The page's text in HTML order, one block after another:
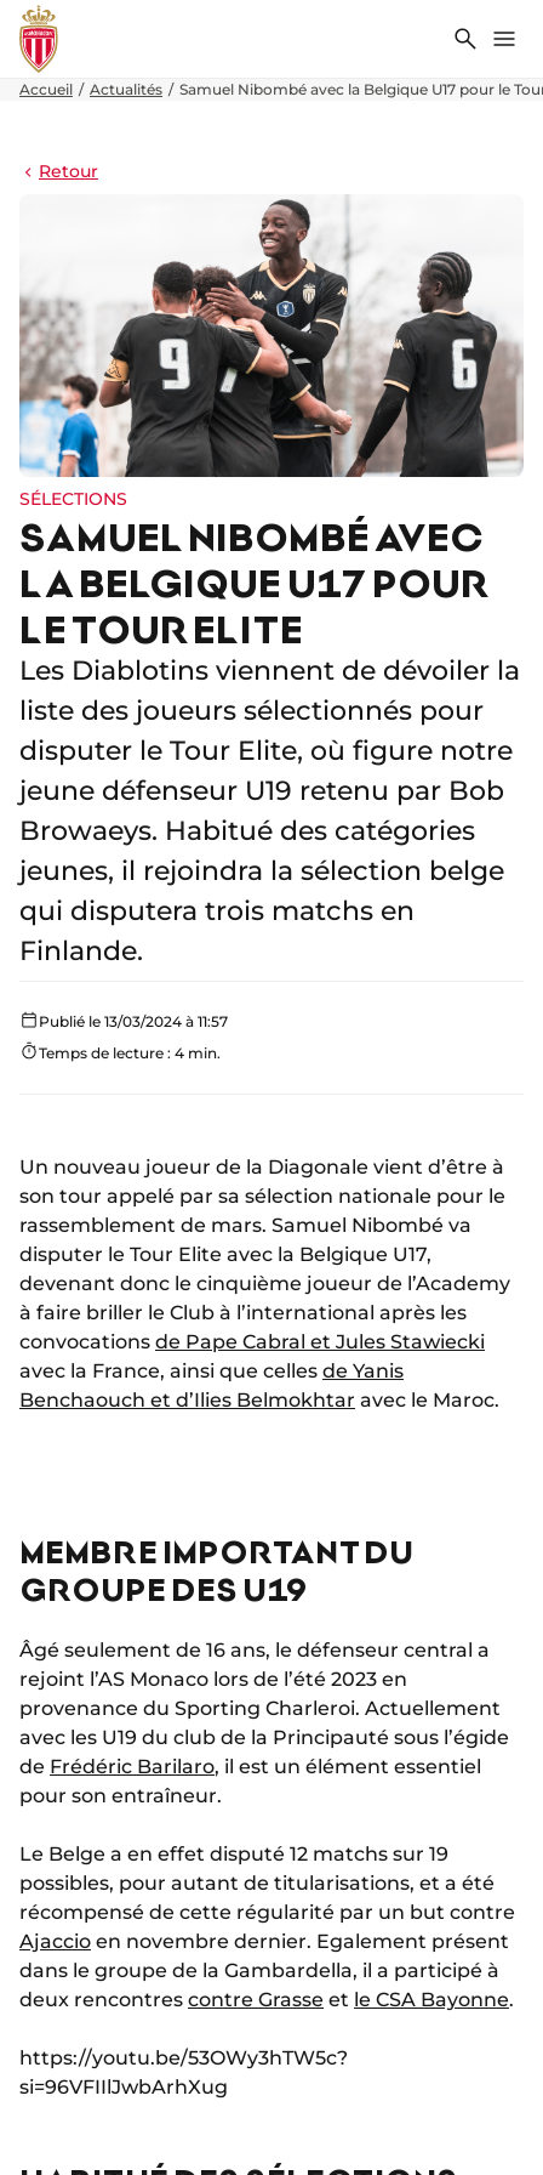
Accueil Actualités Samuel Nibombé avec la Belgique U17 pour le
Retour
SÉLECTIONS
SAMUEL NIBOMBÉ AVEC
LA BELGIQUE U17 POUR
LE TOUR ELITE
Les Diablotins viennent de dévoiler la
liste des joueurs sélectionnés pour
disputer le Tour Elite, où figure notre
jeune défenseur U19 retenu par Bob
Browaeys. Habitué des catégories
jeunes, il rejoindra la sélection belge
qui disputera trois matchs en
Finlande.
Publié le 13/03/2024 à 11:57
Temps de lecture : 4 min.
Un nouveau joueur de la Diagonale vient d’être à
son tour appelé par sa sélection nationale pour le
rassemblement de mars. Samuel Nibombé va
disputer le Tour Elite avec la Belgique U17,
devenant donc le cinquième joueur de l’Academy
à faire briller le Club à l’international après les
convocations de Pape Cabral et Jules Stawiecki
avec la France, ainsi que celles de Yanis
Benchaouch et d’Ilies Belmokhtar avec le Maroc.
MEMBRE IMPORTANT DU
GROUPE DES U19
Âgé seulement de 16 ans, le défenseur central a
rejoint l’AS Monaco lors de l’été 2023 en
provenance du Sporting Charleroi. Actuellement
avec les U19 du club de la Principauté sous l’égide
de Frédéric Barilaro, il est un élément essentiel
pour son entraîneur.
Le Belge a en effet disputé 12 matchs sur 19
possibles, pour autant de titularisations, et a été
récompensé de cette régularité par un but contre
Ajaccio en novembre dernier. Egalement présent
dans le groupe de la Gambardella, il a participé à
deux rencontres contre Grasse et le CSA Bayonne.
https://youtu.be/53OWy3hTW5c?
si=96VFIIlJwbArhXug